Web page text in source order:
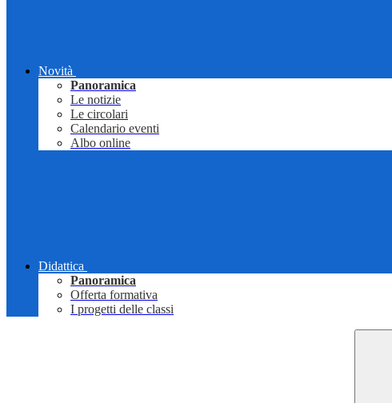
Novità
Panoramica
Le notizie
Le circolari
Calendario eventi
Albo online
Didattica
Panoramica
Offerta formativa
I progetti delle classi